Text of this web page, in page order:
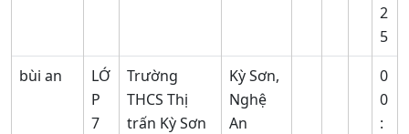
2
5
bùi an
LỚ
P
7
Trường
THCS Thị
trấn Kỳ Sơn
Kỳ Sơn,
Nghệ
An
0
0
: